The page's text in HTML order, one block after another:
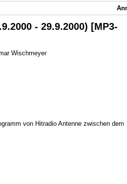
- 29.9.2000) [MP3-
Wischmeyer
von Hitradio Antenne zwischen dem